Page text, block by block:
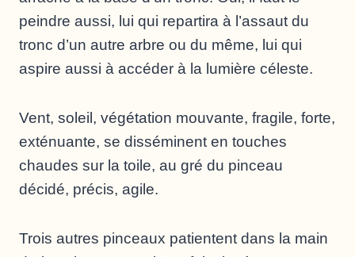
peindre aussi, lui qui repartira à l’assaut du
tronc d’un autre arbre ou du même, lui qui
aspire aussi à accéder à la lumière céleste.
Vent, soleil, végétation mouvante, fragile, forte,
exténuante, se disséminent en touches
chaudes sur la toile, au gré du pinceau
décidé, précis, agile.
Trois autres pinceaux patientent dans la main